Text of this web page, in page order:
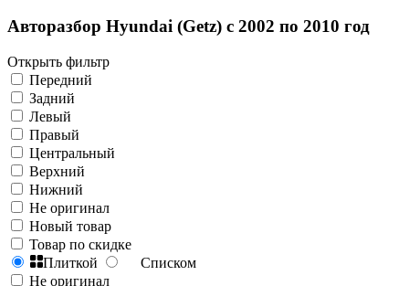
Авторазбор Hyundai (Getz) с 2002 по 2010 год
Открыть фильтр
Передний
Задний
Левый
Правый
Центральный
Верхний
Нижний
Не оригинал
Новый товар
Товар по скидке
Плиткой
Списком
Не оригинал